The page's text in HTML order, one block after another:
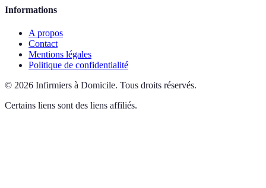
Informations
A propos
Contact
Mentions légales
Politique de confidentialité
© 2026 Infirmiers à Domicile. Tous droits réservés.
Certains liens sont des liens affiliés.